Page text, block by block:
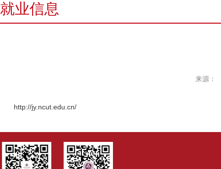
就业信息
来源：
http://jy.ncut.edu.cn/